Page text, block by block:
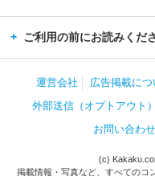
ご利用の前にお読みくだ
運営会社 広告掲載につ
外部送信（オプトアウト）
お問い合わせ
(c)
掲載情報・写真など、すべてのコ